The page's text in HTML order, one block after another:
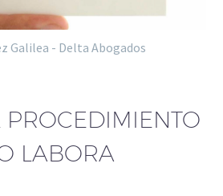
Galilea - Delta Abogados
PROCEDIMIENTO
LABORA